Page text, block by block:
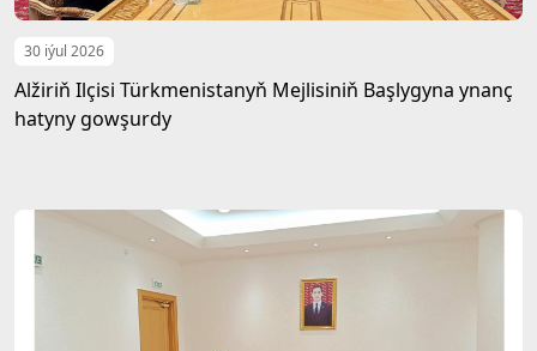
30 iýul 2026
Alžiriň Ilçisi Türkmenistanyň Mejlisiniň Başlygyna ynanç
hatyny gowşurdy